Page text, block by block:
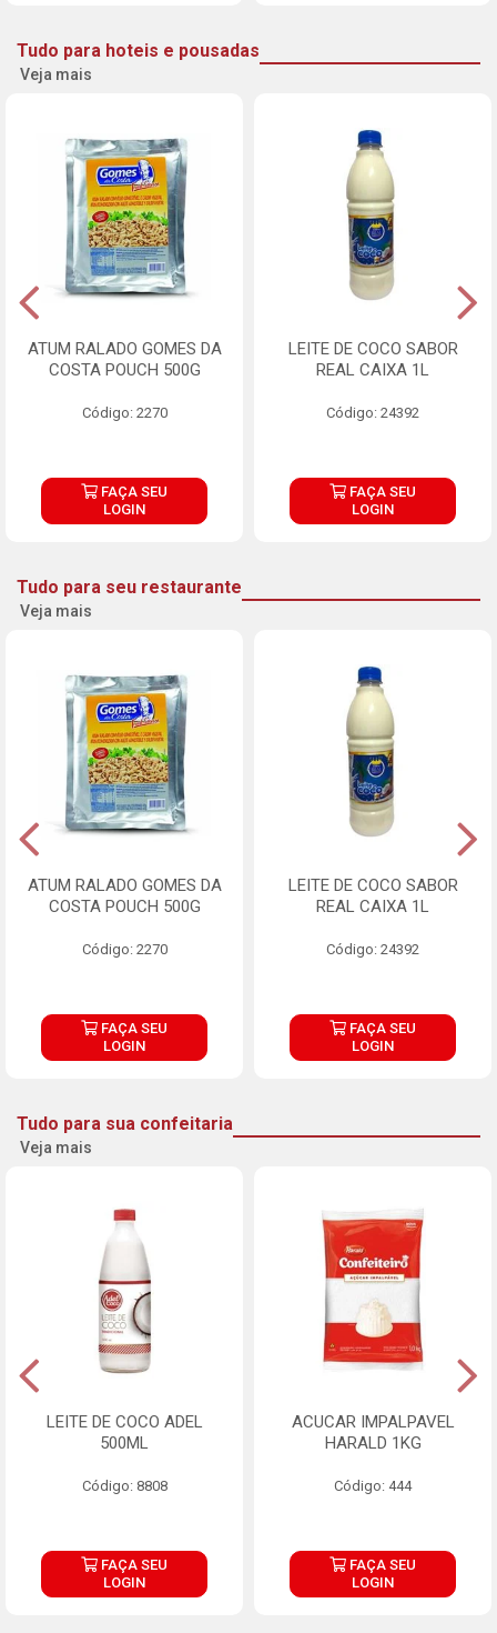
Tudo para hoteis e pousadas
Veja mais
ATUM RALADO GOMES DA
COSTA POUCH 500G
Código: 2270
FAÇA SEU
LOGIN
LEITE DE COCO SABOR
REAL CAIXA 1L
Código: 24392
FAÇA SEU
LOGIN
Tudo para seu restaurante
Veja mais
ATUM RALADO GOMES DA
COSTA POUCH 500G
Código: 2270
FAÇA SEU
LOGIN
LEITE DE COCO SABOR
REAL CAIXA 1L
Código: 24392
FAÇA SEU
LOGIN
Tudo para sua confeitaria
Veja mais
LEITE DE COCO ADEL
500ML
Código: 8808
FAÇA SEU
LOGIN
ACUCAR IMPALPAVEL
HARALD 1KG
Código: 444
FAÇA SEU
LOGIN